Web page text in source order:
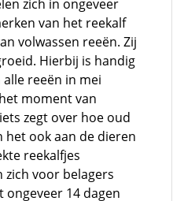
zich in ongeveer
van het reekalf
volwassen reeën. Zij
Hierbij is handig
reeën in mei
moment van
zegt over hoe oud
het ook aan de dieren
reekalfjes
voor belagers
14 dagen